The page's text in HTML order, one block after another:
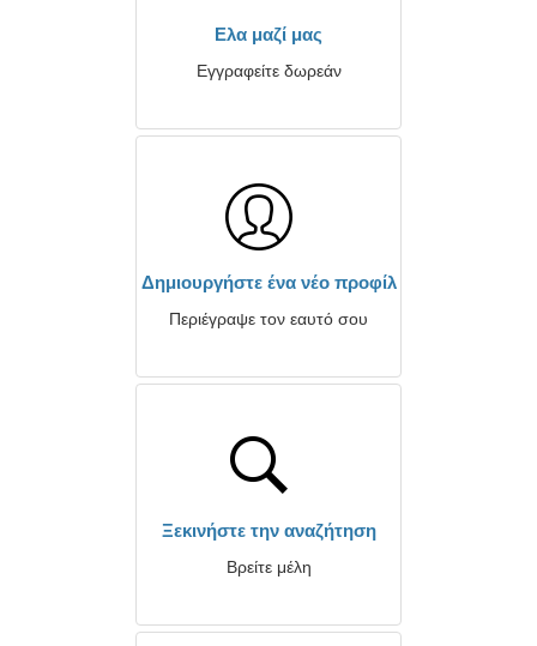
Ελα μαζί μας
Εγγραφείτε δωρεάν
Δημιουργήστε ένα νέο προφίλ
Περιέγραψε τον εαυτό σου
Ξεκινήστε την αναζήτηση
Βρείτε μέλη